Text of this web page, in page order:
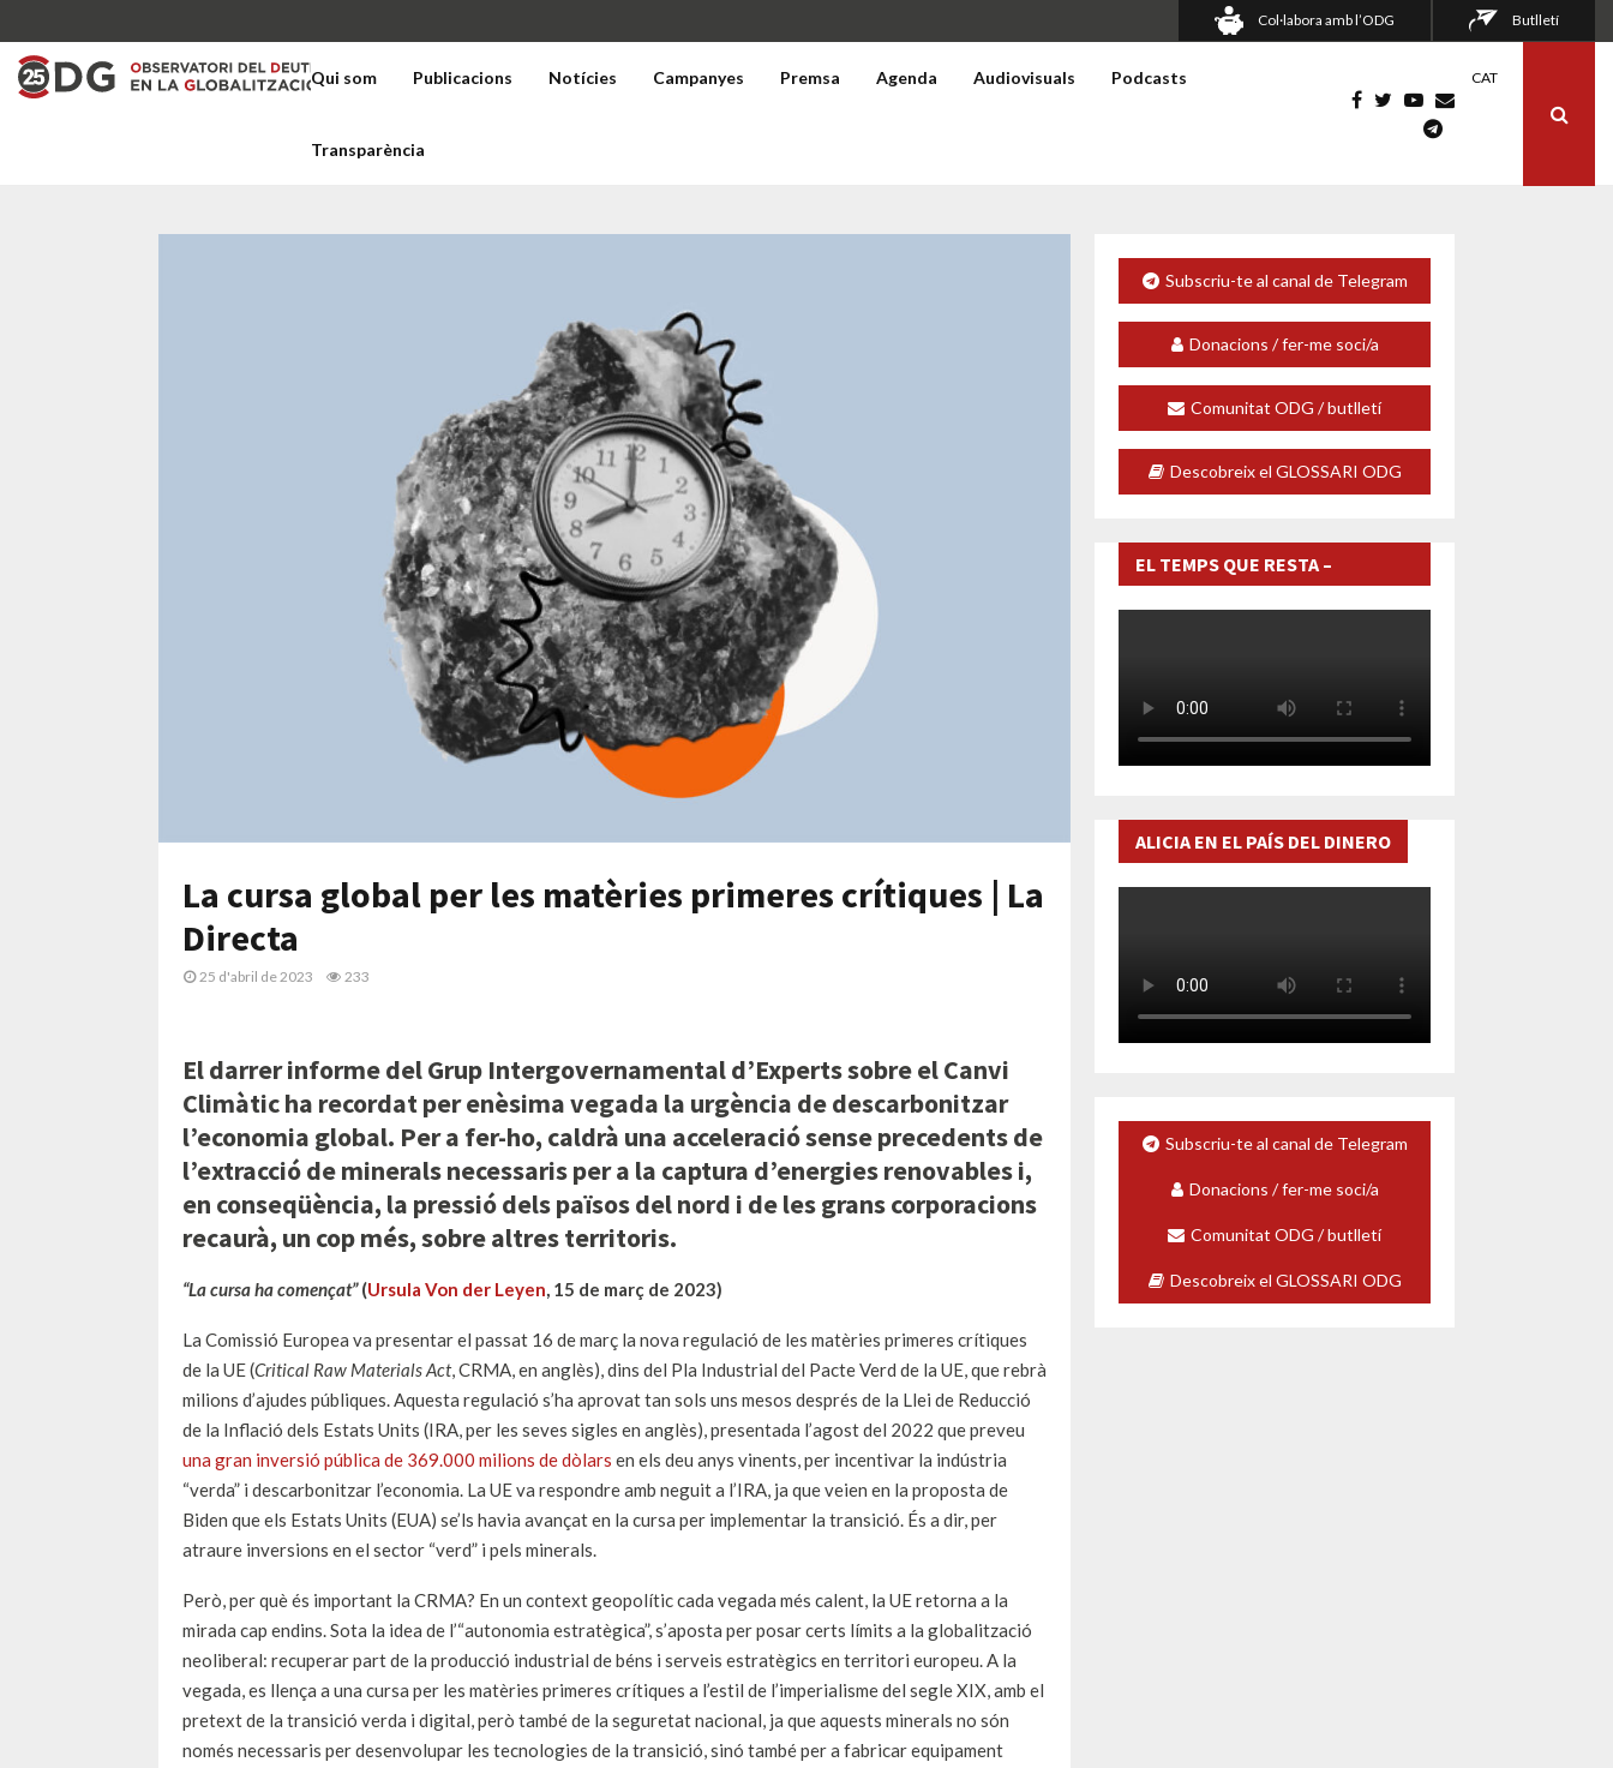
Col·labora amb l’ODG Butlletí
Qui som Publicacions Notícies Campanyes Premsa Agenda Audiovisuals Podcasts
Transparència
CAT
La cursa global per les matèries primeres crítiques | La
Directa
25 d'abril de 2023 233
El darrer informe del Grup Intergovernamental d’Experts sobre el Canvi
Climàtic ha recordat per enèsima vegada la urgència de descarbonitzar
l’economia global. Per a fer-ho, caldrà una acceleració sense precedents de
l’extracció de minerals necessaris per a la captura d’energies renovables i,
en conseqüència, la pressió dels països del nord i de les grans corporacions
recaurà, un cop més, sobre altres territoris.
“La cursa ha començat”(Ursula Von der Leyen, 15 de març de 2023)
La Comissió Europea va presentar el passat 16 de març la nova regulació de les matèries primeres crítiques
de la UE (Critical Raw Materials Act, CRMA, en anglès), dins del Pla Industrial del Pacte Verd de la UE, que rebrà
milions d’ajudes públiques. Aquesta regulació s’ha aprovat tan sols uns mesos després de la Llei de Reducció
de la Inflació dels Estats Units (IRA, per les seves sigles en anglès), presentada l’agost del 2022 que preveu
una gran inversió pública de 369.000 milions de dòlars en els deu anys vinents, per incentivar la indústria
“verda” i descarbonitzar l’economia. La UE va respondre amb neguit a l’IRA, ja que veien en la proposta de
Biden que els Estats Units (EUA) se’ls havia avançat en la cursa per implementar la transició. És a dir, per
atraure inversions en el sector “verd” i pels minerals.
Però, per què és important la CRMA? En un context geopolític cada vegada més calent, la UE retorna a la
mirada cap endins. Sota la idea de l’“autonomia estratègica”, s’aposta per posar certs límits a la globalització
neoliberal: recuperar part de la producció industrial de béns i serveis estratègics en territori europeu. A la
vegada, es llença a una cursa per les matèries primeres crítiques a l’estil de l’imperialisme del segle XIX, amb el
pretext de la transició verda i digital, però també de la seguretat nacional, ja que aquests minerals no són
només necessaris per desenvolupar les tecnologies de la transició, sinó també per a fabricar equipament
Subscriu-te al canal de Telegram
Donacions / fer-me soci/a
Comunitat ODG / butlletí
Descobreix el GLOSSARI ODG
EL TEMPS QUE RESTA –
DOCUMENTAL
ALICIA EN EL PAÍS DEL DINERO
Subscriu-te al canal de Telegram
Donacions / fer-me soci/a
Comunitat ODG / butlletí
Descobreix el GLOSSARI ODG